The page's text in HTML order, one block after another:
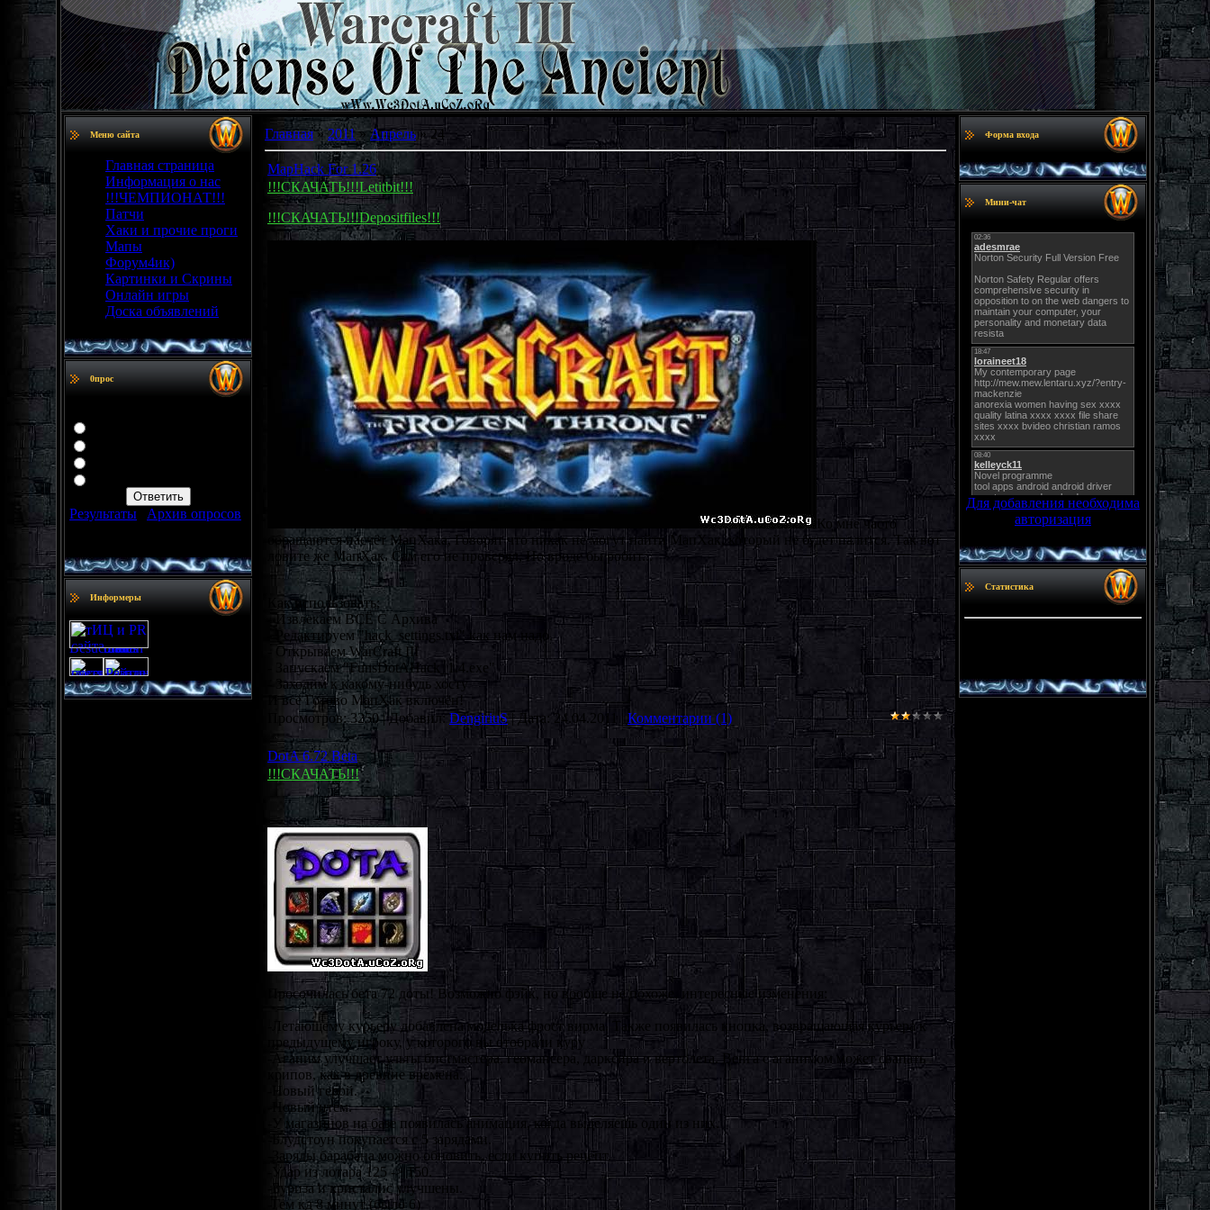
Меню сайта
Главная страница
Информация о нас
!!!ЧЕМПИОНАТ!!!
Патчи
Хаки и прочие проги
Мапы
Форум4ик)
Картинки и Скрины
Онлайн игры
Доска объявлений
0прос
Результаты
Архив опросов
Информеры
Главная»2011 » Апрель » 24
MapHack For 1.26
!!!СКАЧАТЬ!!!Letitbit!!!
!!!СКАЧАТЬ!!!Depositfiles!!!
Ко мне часто
обращаются насчёт МапХака, Говорят что никак не могут найти МапХак, который не будет палится. Так вот
ловите же МапХак. Сам его не проверял, Но вроде бы робит...
Как использовать:
- Извлекаем ВСЁ С Архива
- Редактируем "hack_settings.txt" как нам надо.
- Открываем WarCraft III
- Запускаем "FunsDotAHack_1.4.exe"
- Заходим к какому-нибудь хосту
И всё Готово МапХак включён!
Просмотров: 3250 | Добавил:DengiriuS| Дата: 24.04.2011 Комментарии (1)
DotA 6.72 Beta
!!!СКАЧАТЬ!!!
Просочилась бета 72 доты! Возможно фэйк, но вообще не похоже, интересные изменения:
-Летающему курьеру добавлена моделька фрост вирма. Также появилась кнопка, возвращающая курьера к
предыдущему игроку, у которого вы отобрали куру
-Аганим улучшает ульты бистмастера, геомансера, дарксира и вертолета. Венга с аганимом может свапать
крипов, как в древние времена.
-Новый герой.
-Новый итем.
-У магазинов на базе появилась анимация, когда выделяешь один из них.
-Блудстоун покупается с 5 зарядами.
-Заряды барабана можно обновить, если купить рецепт.
-Удар из лотара 125 -> 150.
-Буриза и кристалис улучшены.
-Гем кд 8 минут (было 6)
Форма входа
Мини-чат
Для добавления необходима
авторизация
Статистика